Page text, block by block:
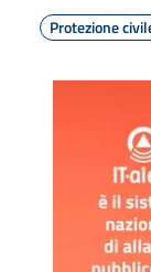
Protezione